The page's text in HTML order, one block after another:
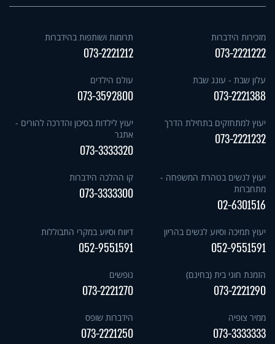
מזכירות הידברות
073-2221222
תרומות ושותפות בהידברות
073-2221212
עלון שבת - עונג שבת
073-2221388
עולם הילדים
073-3592800
יעוץ למתחזקים בתחילת הדרך
073-2221232
יעוץ לילדות בסיכון והדרכה להורים -
אתגר
073-3333320
יעוץ לנשים בטהרת המשפחה -
מתחברות
02-6301516
קו ההלכה הידברות
073-3333300
יעוץ תמיכה וסיוע לנשים בהריון
052-9551591
דיווח וסיוע במקרי התבוללות
052-9551591
הזמנת חוגי בית (בחינם)
073-2221290
נופשים
073-2221270
ממיר צופיה
073-3333333
הידברות שופס
073-2221250